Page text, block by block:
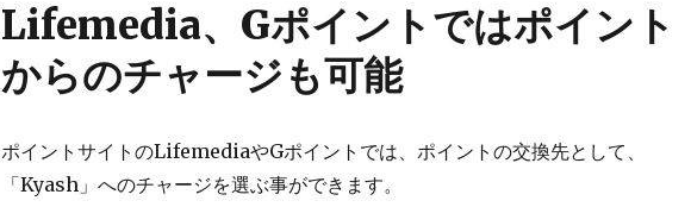
Lifemedia、Gポイントではポイント
からのチャージも可能
ポイントサイトのLifemediaやGポイントでは、ポイントの交換先として、
「Kyash」へのチャージを選ぶ事ができます。